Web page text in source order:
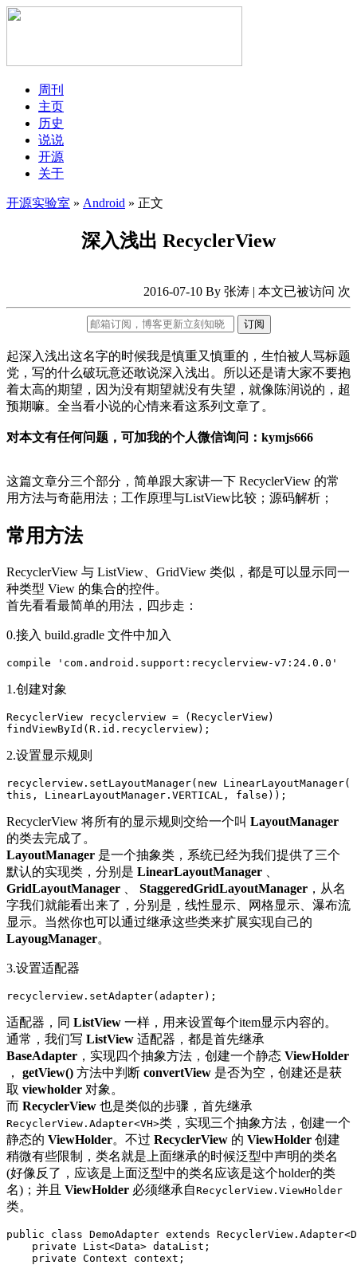
周刊
主页
历史
说说
开源
关于
开源实验室 » Android » 正文
深入浅出 RecyclerView
2016-07-10 By 张涛 | 本文已被访问 次
订阅
起深入浅出这名字的时候我是慎重又慎重的，生怕被人骂标题
党，写的什么破玩意还敢说深入浅出。所以还是请大家不要抱
着太高的期望，因为没有期望就没有失望，就像陈润说的，超
预期嘛。全当看小说的心情来看这系列文章了。
对本文有任何问题，可加我的个人微信询问：kymjs666
这篇文章分三个部分，简单跟大家讲一下 RecyclerView 的常
用方法与奇葩用法；工作原理与ListView比较；源码解析；
常用方法
RecyclerView 与 ListView、GridView 类似，都是可以显示同一
种类型 View 的集合的控件。
首先看看最简单的用法，四步走：
0.接入 build.gradle 文件中加入
compile ' com . android . support : recyclerview-v7: 24.0 . 0 '
1.创建对象
RecyclerView recyclerview = (RecyclerView)
findViewById (R . id . recyclerview);
2.设置显示规则
recyclerview . setLayoutManager( new LinearLayoutManager(
this , LinearLayoutManager . VERTICAL , false ));
RecyclerView 将所有的显示规则交给一个叫 LayoutManager
的类去完成了。
LayoutManager 是一个抽象类，系统已经为我们提供了三个
默认的实现类，分别是 LinearLayoutManager
GridLayoutManager
StaggeredGridLayoutManager ，从名
字我们就能看出来了，分别是，线性显示、网格显示、瀑布流
显示。当然你也可以通过继承这些类来扩展实现自己的
LayougManager。
3.设置适配器
recyclerview . setAdapter( adapter);
适配器，同 ListView 一样，用来设置每个item显示内容的。
通常，我们写 ListView 适配器，都是首先继承
BaseAdapter ，实现四个抽象方法，创建一个静态 ViewHolder
， getView() 方法中判断 convertView 是否为空，创建还是获
取 viewholder 对象。
而 RecyclerView 也是类似的步骤，首先继承
RecyclerView.Adapter<VH>类，实现三个抽象方法，创建一个
静态的 ViewHolder。不过 RecyclerView 的 ViewHolder 创建
稍微有些限制，类名就是上面继承的时候泛型中声明的类名
(好像反了，应该是上面泛型中的类名应该是这个holder的类
名)；并且 ViewHolder 必须继承自RecyclerView.ViewHolder
类。
public class DemoAdapter extends RecyclerView . Adapter<
private
List<Data> dataList ;
private Context context ;